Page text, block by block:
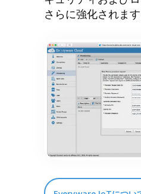
さらに強化されます